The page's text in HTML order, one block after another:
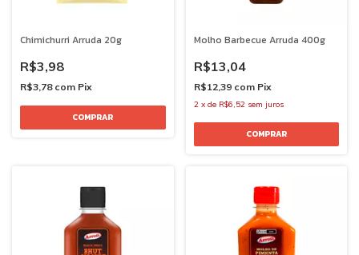
Chimichurri Arruda 20g
R$3,98
R$3,78 com Pix
Molho Barbecue Arruda 400g
R$13,04
R$12,39 com Pix
2 x de R$6,52 sem juros